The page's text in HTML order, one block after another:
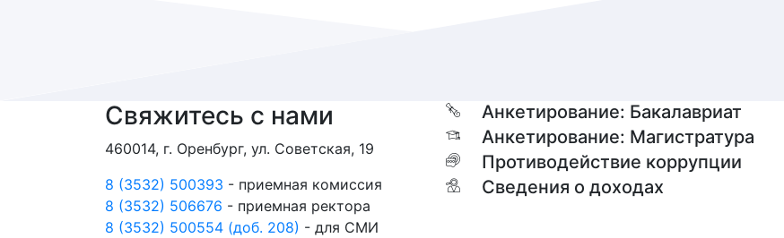
Свяжитесь с нами
460014, г. Оренбург, ул. Советская, 19
8 (3532) 500393 - приемная комиссия
8 (3532) 506676 - приемная ректора
8 (3532) 500554 (доб. 208) - для СМИ
Анкетирование: Бакалавриат
Анкетирование: Магистратура
Противодействие коррупции
Сведения о доходах